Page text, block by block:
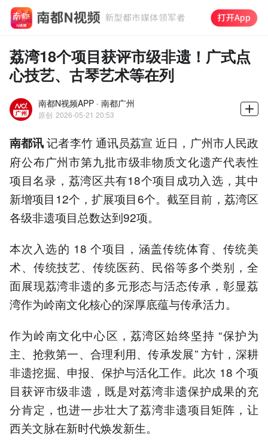
荔湾18个项目获评市级非遗！广式点
心技艺、古琴艺术等在列
南都N视频APP · 南都广州
原创 2026-05-21 20:53
南都讯记者李竹 通讯员荔宣 近日，广州市人民政
府公布广州市第九批市级非物质文化遗产代表性
项目名录，荔湾区共有18个项目成功入选，其中
新增项目12个，扩展项目6个。截至目前，荔湾区
各级非遗项目总数达到92项。
本次入选的 18 个项目，涵盖传统体育、传统美
术、传统技艺、传统医药、民俗等多个类别，全
面展现荔湾非遗的多元形态与活态传承，彰显荔
湾作为岭南文化核心的深厚底蕴与传承活力。
作为岭南文化中心区，荔湾区始终坚持 “保护为
主、抢救第一、合理利用、传承发展” 方针，深耕
非遗挖掘、申报、保护与活化工作。此次 18 个项
目获评市级非遗，既是对荔湾非遗保护成果的充
分肯定，也进一步壮大了荔湾非遗项目矩阵，让
西关文脉在新时代焕发新生。